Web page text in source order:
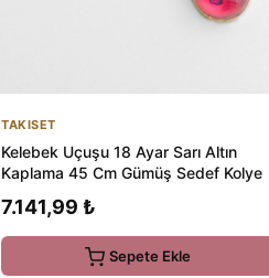
TAKISET
Kelebek Uçuşu 18 Ayar Sarı Altın
Kaplama 45 Cm Gümüş Sedef Kolye
7.141,99 ₺
Sepete Ekle